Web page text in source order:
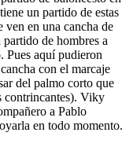
un partido de estas
ven en una cancha de
de hombres a
Pues aquí pudieron
con el marcaje
del palmo corto que
contrincantes). Viky
a Pablo
en todo momento.